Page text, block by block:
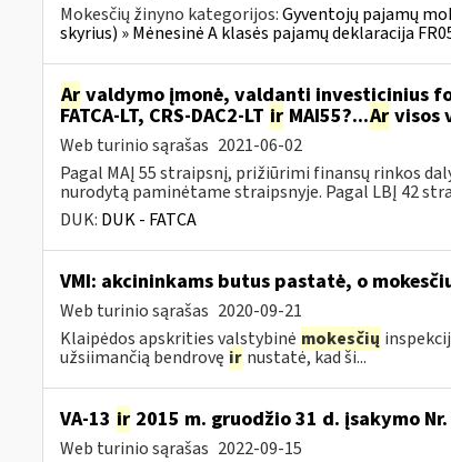
Mokesčių žinyno kategorijos:Gyventojų pajamų
skyrius) » Mėnesinė A klasės pajamų deklaracija
Arvaldymo įmonė, valdanti investicinius
FATCA-LT, CRS-DAC2-LT irMAI55?...Arvisos
Web turinio sąrašas 2021-06-02
Pagal MAĮ 55 straipsnį, prižiūrimi finansų rinkos
nurodytą paminėtame straipsnyje. Pagal LBĮ 42
DUK: DUK - FATCA
VMI: akcininkams butus pastatė, o
Web turinio sąrašas 2020-09-21
Klaipėdos apskrities valstybinė mokesčių
užsiimančią bendrovę ir nustatė, kad ši...
VA-13 ir2015 m. gruodžio 31 d. įsakymo
Web turinio sąrašas 2022-09-15